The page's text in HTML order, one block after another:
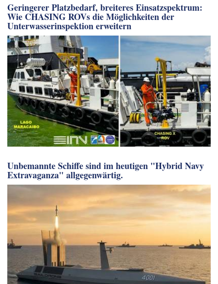
Geringerer Platzbedarf, breiteres Einsatzspektrum:
Wie CHASING ROVs die Möglichkeiten der
Unterwasserinspektion erweitern
Unbemannte Schiffe sind im heutigen "Hybrid Navy
Extravaganza" allgegenwärtig.